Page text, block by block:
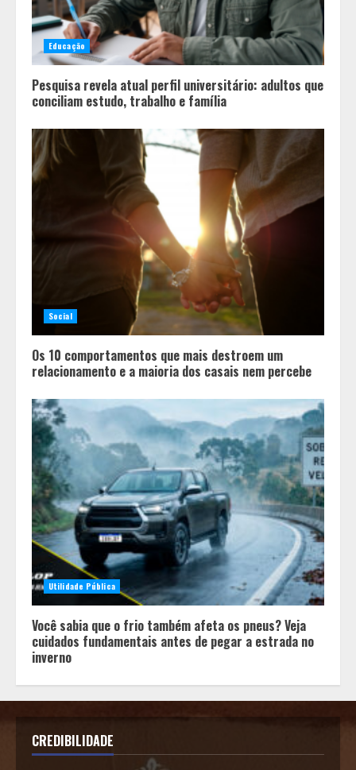
Educação
Pesquisa revela atual perfil universitário: adultos que
conciliam estudo, trabalho e família
Social
Os 10 comportamentos que mais destroem um
relacionamento e a maioria dos casais nem percebe
Utilidade Pública
Você sabia que o frio também afeta os pneus? Veja
cuidados fundamentais antes de pegar a estrada no
inverno
CREDIBILIDADE